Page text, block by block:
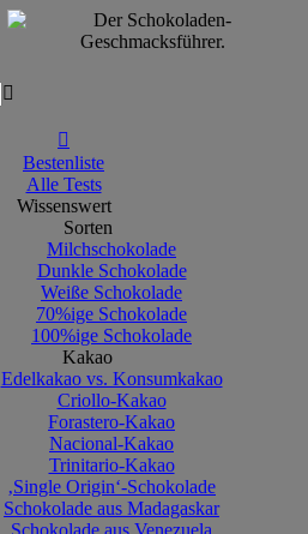


Bestenliste
Alle Tests
Wissenswert
Sorten
Milchschokolade
Dunkle Schokolade
Weiße Schokolade
70%ige Schokolade
100%ige Schokolade
Kakao
Edelkakao vs. Konsumkakao
Criollo-Kakao
Forastero-Kakao
Nacional-Kakao
Trinitario-Kakao
‚Single Origin‘-Schokolade
Schokolade aus Madagaskar
Schokolade aus Venezuela